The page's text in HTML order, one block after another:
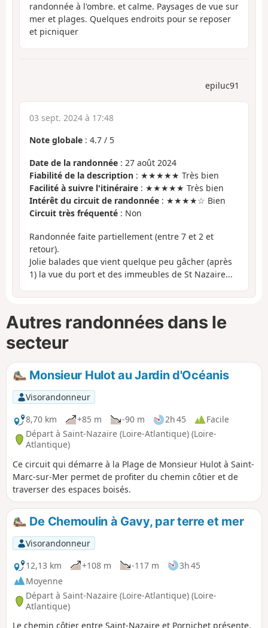
randonnée à l'ombre. et calme. Paysages de vue sur
mer et plages. Quelques endroits pour se reposer
et picniquer
epiluc91
03 sept. 2024 à 17:48
Note globale : 4.7 / 5
Date de la randonnée : 27 août 2024
Fiabilité de la description : ★★★★★ Très bien
Facilité à suivre l'itinéraire : ★★★★★ Très bien
Intérêt du circuit de randonnée : ★★★★☆ Bien
Circuit très fréquenté : Non
Randonnée faite partiellement (entre 7 et 2 et
retour).
Jolie balades que vient quelque peu gâcher (après
1) la vue du port et des immeubles de St Nazaire...
Autres randonnées dans le
secteur
Monsieur Hulot au Jardin d'Océanis
Visorandonneur
8,70 km
+85 m -90 m 2h 45
Facile
Départ à Saint-Nazaire (Loire-Atlantique) (Loire-
Atlantique)
Ce circuit qui démarre à la Plage de Monsieur Hulot à Saint-
Marc-sur-Mer permet de profiter du chemin côtier et de
traverser des espaces boisés.
De Chemoulin à Gavy, par terre et mer
Visorandonneur
12,13 km
+108 m -117 m
3h 45
Moyenne
Départ à Saint-Nazaire (Loire-Atlantique) (Loire-
Atlantique)
Le chemin côtier entre Saint-Nazaire et Pornichet présente,